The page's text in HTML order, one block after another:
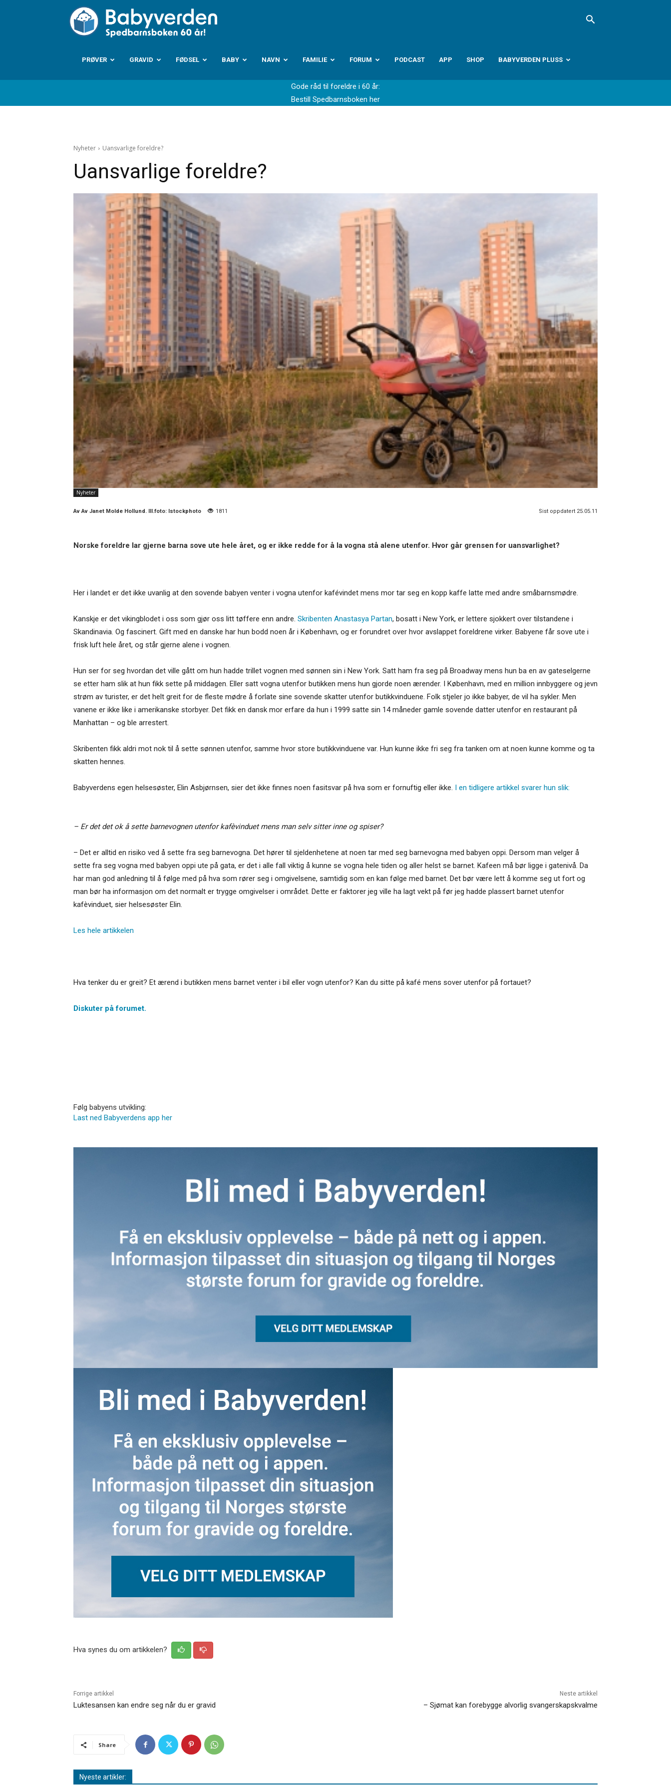
Babyverden.no
PRØVER GRAVID FØDSEL BABY NAVN FAMILIE FORUM PODCAST APP SHOP BABYVERDEN PLUSS
Gode råd til foreldre i 60 år:
Bestill Spedbarnsboken her
Nyheter Uansvarlige foreldre?
Uansvarlige foreldre?
Nyheter
AvAv Janet Molde Hollund. Ill.foto: Istockphoto 1811 Sist oppdatert 25.05.11
Norske foreldre lar gjerne barna sove ute hele året, og er ikke redde for å la vogna stå alene utenfor. Hvor går grensen for uansvarlighet?
Her i landet er det ikke uvanlig at den sovende babyen venter i vogna utenfor kafévindet mens mor tar seg en kopp kaffe latte med andre småbarnsmødre.
Kanskje er det vikingblodet i oss som gjør oss litt tøffere enn andre. Skribenten Anastasya Partan, bosatt i New York, er lettere sjokkert over tilstandene i
Skandinavia. Og fascinert. Gift med en danske har hun bodd noen år i København, og er forundret over hvor avslappet foreldrene virker. Babyene får sove ute i
frisk luft hele året, og står gjerne alene i vognen.
Hun ser for seg hvordan det ville gått om hun hadde trillet vognen med sønnen sin i New York. Satt ham fra seg på Broadway mens hun ba en av gateselgerne
se etter ham slik at hun fikk sette på middagen. Eller satt vogna utenfor butikken mens hun gjorde noen ærender. I København, med en million innbyggere og jevn
strøm av turister, er det helt greit for de fleste mødre å forlate sine sovende skatter utenfor butikkvinduene. Folk stjeler jo ikke babyer, de vil ha sykler. Men
vanene er ikke like i amerikanske storbyer. Det fikk en dansk mor erfare da hun i 1999 satte sin 14 måneder gamle sovende datter utenfor en restaurant på
Manhattan – og ble arrestert.
Skribenten fikk aldri mot nok til å sette sønnen utenfor, samme hvor store butikkvinduene var. Hun kunne ikke fri seg fra tanken om at noen kunne komme og ta
skatten hennes.
Babyverdens egen helsesøster, Elin Asbjørnsen, sier det ikke finnes noen fasitsvar på hva som er fornuftig eller ikke. I en tidligere artikkel svarer hun slik:
– Er det det ok å sette barnevognen utenfor kafèvinduet mens man selv sitter inne og spiser?
– Det er alltid en risiko ved å sette fra seg barnevogna. Det hører til sjeldenhetene at noen tar med seg barnevogna med babyen oppi. Dersom man velger å
sette fra seg vogna med babyen oppi ute på gata, er det i alle fall viktig å kunne se vogna hele tiden og aller helst se barnet. Kafeen må bør ligge i gatenivå. Da
har man god anledning til å følge med på hva som rører seg i omgivelsene, samtidig som en kan følge med barnet. Det bør være lett å komme seg ut fort og
man bør ha informasjon om det normalt er trygge omgivelser i området. Dette er faktorer jeg ville ha lagt vekt på før jeg hadde plassert barnet utenfor
kafèvinduet, sier helsesøster Elin.
Les hele artikkelen
Hva tenker du er greit? Et ærend i butikken mens barnet venter i bil eller vogn utenfor? Kan du sitte på kafé mens sover utenfor på fortauet?
Diskuter på forumet.
Følg babyens utvikling:
Last ned Babyverdens app her
Hva synes du om artikkelen?
Forrige artikkel
Luktesansen kan endre seg når du er gravid
Neste artikkel
– Sjømat kan forebygge alvorlig svangerskapskvalme
Share
Nyeste artikler: